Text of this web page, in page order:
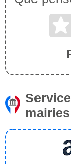
mairies